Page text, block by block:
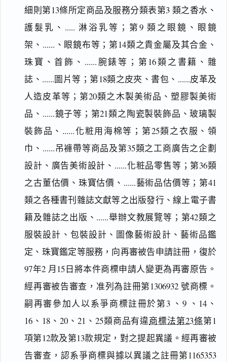
細則第13條所定商品及服務分類表第3 類之香水、
護髮乳、..... 淋浴乳等；第9 類之眼鏡、眼鏡
架、......、眼鏡布等；第14類之貴金屬及其合金、
珠寶、首飾、......腕錶等；第16類之書籍、雜
誌、......圖片等；第18類之皮夾、書包、......皮革及
人造皮革等；第20類之木製美術品、塑膠製美術
品、......鏡子等；第21類之陶瓷製裝飾品、玻璃製
裝飾品、......化粧用海棉等；第25類之衣服、領
巾、......吊褲帶等商品及第35類之工商廣告之企劃
設計、廣告美術設計、......化粧品零售等；第36類
之古董估價、珠寶估價、......藝術品估價等；第41
類之各種書刊雜誌文獻等之出版發行、線上電子書
籍及雜誌之出版、......舉辦文教展覽等；第42類之
服裝設計、包裝設計、圖像藝術設計、藝術品鑑
定、珠寶鑑定等服務，向再審被告申請註冊，復於
97年2 月15日將本件商標申請人變更為再審原告。
經再審被告審查，准列為註冊第1306932 號商標。
嗣再審參加人以系爭商標註冊於第3 、9 、14、
16、18、20、21、25類商品有違商標法第23條第1
項第12款及第13款規定，對之提起異議。經再審被
告審查，認系爭商標與據以異議之註冊第1165353